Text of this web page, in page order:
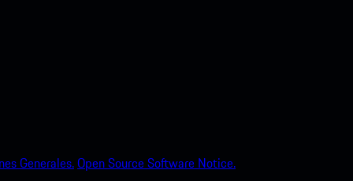
Generales.Open Source Software Notice.